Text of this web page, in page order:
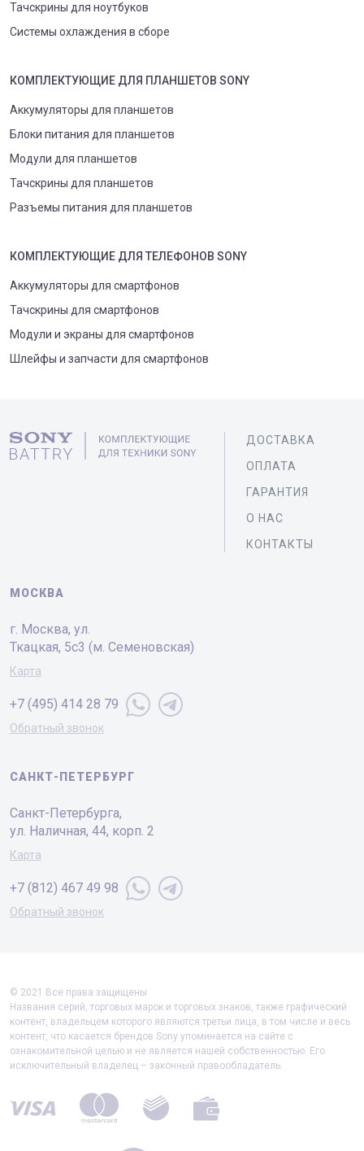
Тачскрины для ноутбуков
Системы охлаждения в сборе
КОМПЛЕКТУЮЩИЕ ДЛЯ ПЛАНШЕТОВ SONY
Аккумуляторы для планшетов
Блоки питания для планшетов
Модули для планшетов
Тачскрины для планшетов
Разъемы питания для планшетов
КОМПЛЕКТУЮЩИЕ ДЛЯ ТЕЛЕФОНОВ SONY
Аккумуляторы для смартфонов
Тачскрины для смартфонов
Модули и экраны для смартфонов
Шлейфы и запчасти для смартфонов
ДОСТАВКА
ОПЛАТА
ГАРАНТИЯ
О НАС
КОНТАКТЫ
МОСКВА
г. Москва, ул.
Ткацкая, 5с3 (м. Семеновская)
Карта
+7 (495) 414 28 79
Обратный звонок
САНКТ-ПЕТЕРБУРГ
Санкт-Петербургa,
ул. Наличная, 44, корп. 2
Карта
+7 (812) 467 49 98
Обратный звонок
© 2021 Все права защищены
Названия серий, торговых марок и торговых знаков, также графический
контент, владельцем которого являются третьи лица, в том числе и весь
контент, что касается брендов Sony упоминается на сайте с
ознакомительной целью и не является нашей собственностью. Его
исключительный владелец – законный правообладатель.